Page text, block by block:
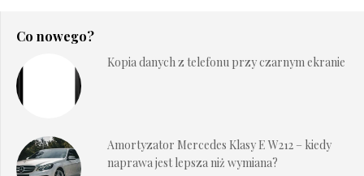
Co nowego?
Kopia danych z telefonu przy czarnym ekranie
Amortyzator Mercedes Klasy E W212 – kiedy
naprawa jest lepsza niż wymiana?